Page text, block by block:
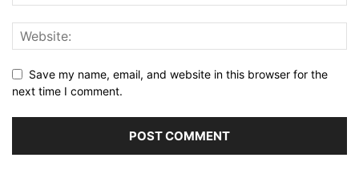
Save my name, email, and website in this browser for the
next time I comment.